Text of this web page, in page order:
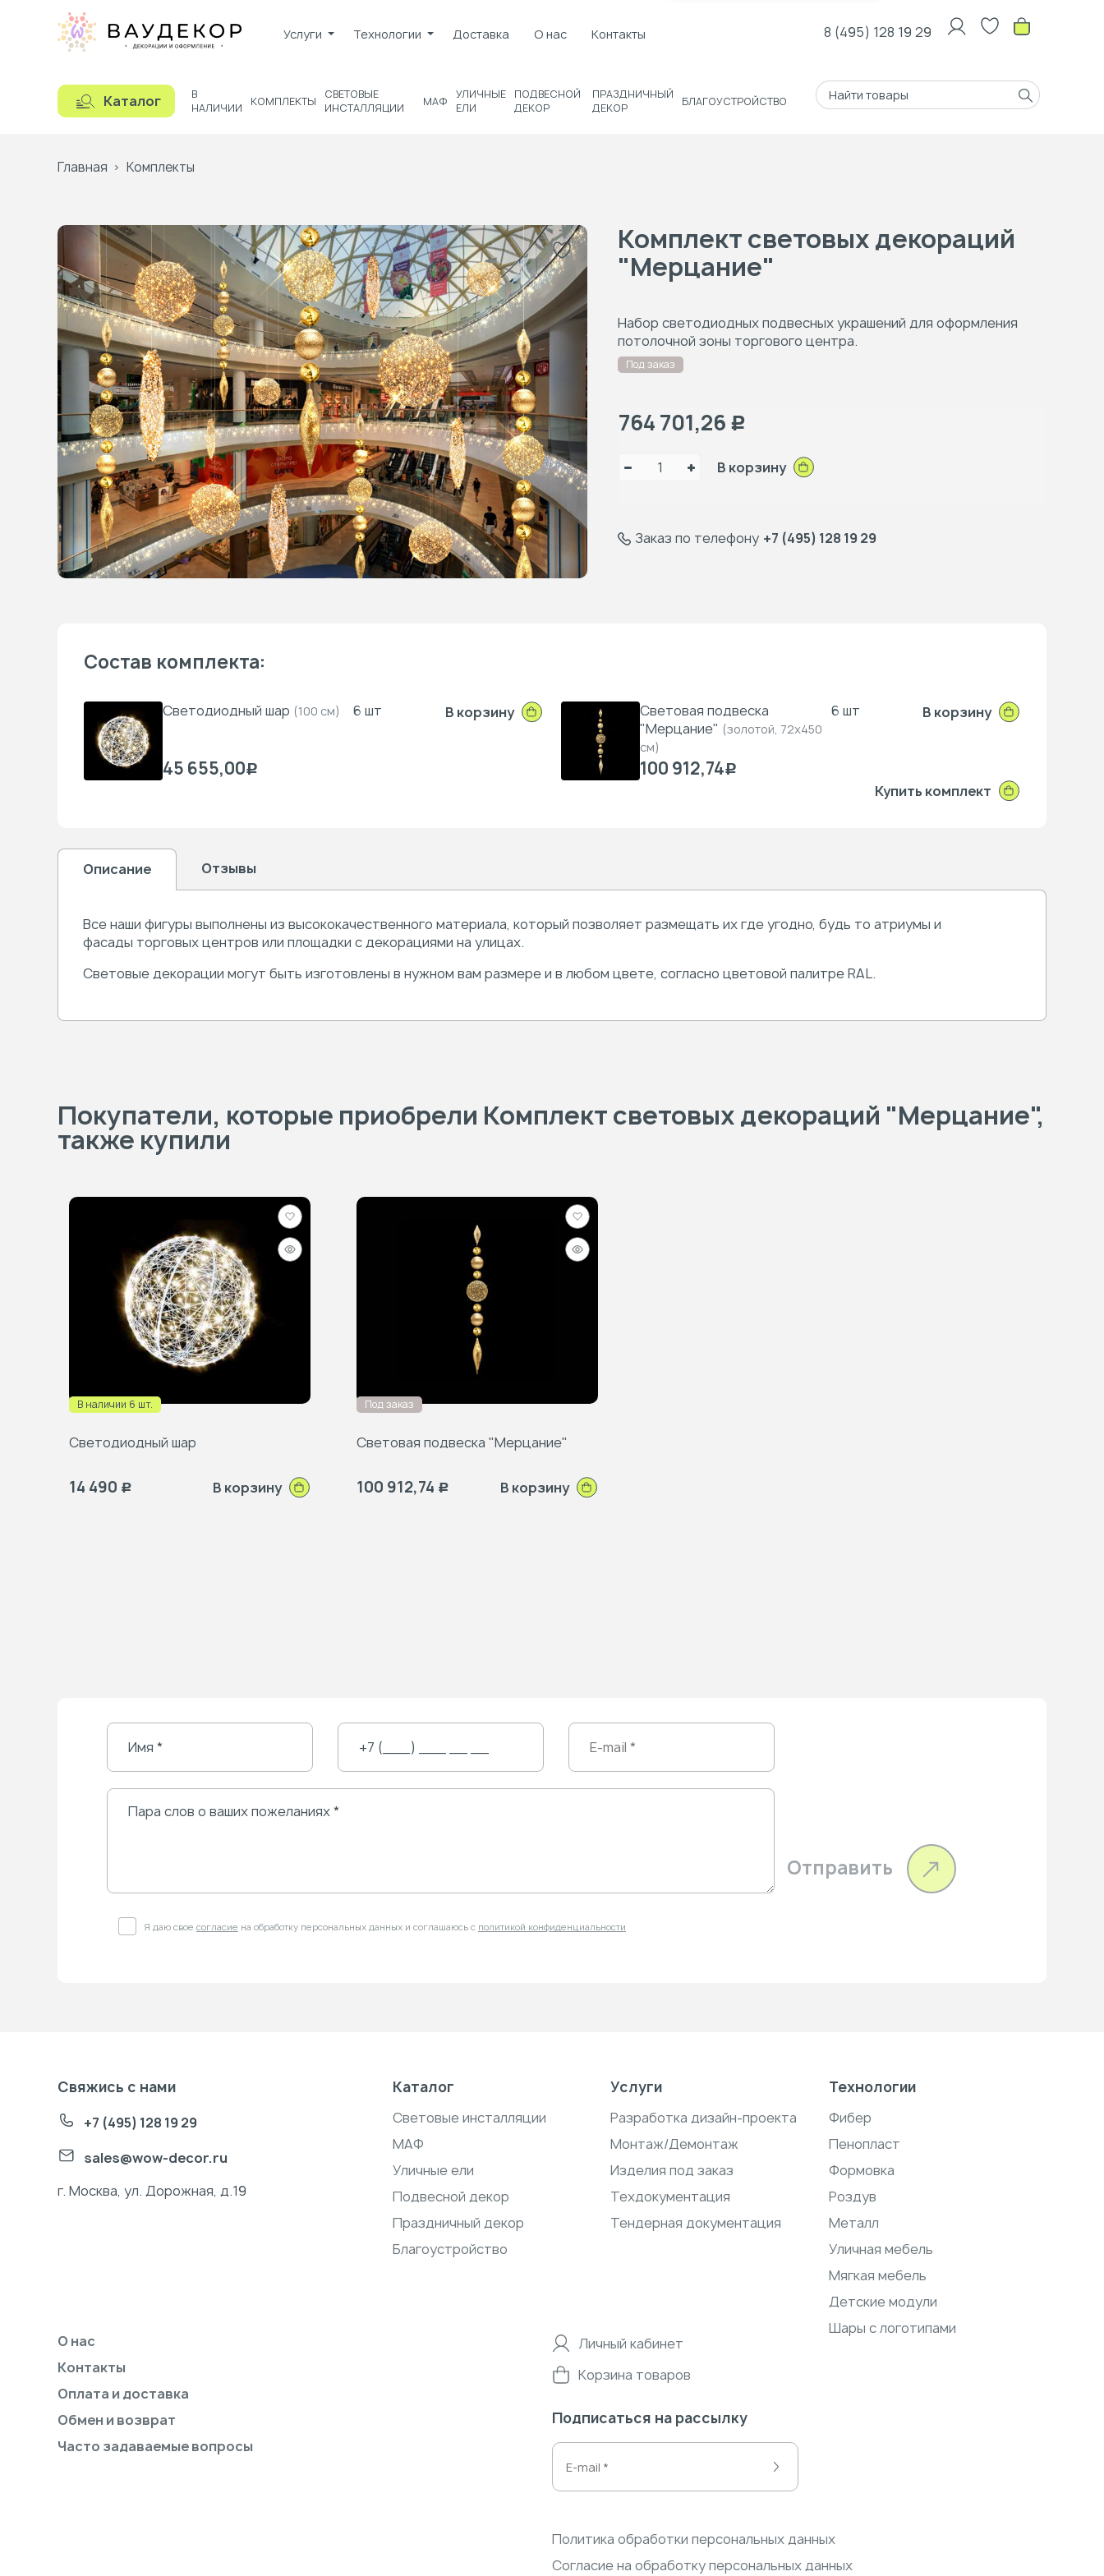
Услуги Технологии Доставка О нас Контакты 8 (495) 128 19 29
Каталог
В
НАЛИЧИИ
КОМПЛЕКТЫ
СВЕТОВЫЕ
ИНСТАЛЛЯЦИИ
МАФ
УЛИЧНЫЕ
ЕЛИ
ПОДВЕСНОЙ
ДЕКОР
ПРАЗДНИЧНЫЙ
ДЕКОР
БЛАГОУСТРОЙСТВО
Главная Комплекты
Комплект световых декораций
"Мерцание"
Набор светодиодных подвесных украшений для оформления
потолочной зоны торгового центра.
Под заказ
764 701,26 Р
В корзину
Заказ по телефону +7 (495) 128 19 29
Состав комплекта:
Светодиодный шар (100 см) 6 шт В корзину
45 655,00Р
Световая подвеска
"Мерцание" (золотой, 72x450
см)
6 шт В корзину
100 912,74Р
Купить комплект
Описание Отзывы
Все наши фигуры выполнены из высококачественного материала, который позволяет размещать их где угодно, будь то атриумы и
фасады торговых центров или площадки с декорациями на улицах.
Световые декорации могут быть изготовлены в нужном вам размере и в любом цвете, согласно цветовой палитре RAL.
Покупатели, которые приобрели Комплект световых декораций "Мерцание",
также купили
Добавить
в
избранное
Быстрый
просмотр
В наличии 6 шт.
Светодиодный шар
14 490 Р В корзину
Добавить
в
избранное
Быстрый
просмотр
Под заказ
Световая подвеска "Мерцание"
100 912,74 Р В корзину
Отправить
Я даю свое согласие на обработку персональных данных и соглашаюсь с политикой конфиденциальности
Свяжись с нами
+7 (495) 128 19 29
sales@wow-decor.ru
г. Москва, ул. Дорожная, д.19
Каталог
Световые инсталляции
МАФ
Уличные ели
Подвесной декор
Праздничный декор
Благоустройство
Услуги
Разработка дизайн-проекта
Монтаж/Демонтаж
Изделия под заказ
Техдокументация
Тендерная документация
Технологии
Фибер
Пенопласт
Формовка
Роздув
Металл
Уличная мебель
Мягкая мебель
Детские модули
Шары с логотипами
О нас
Контакты
Оплата и доставка
Обмен и возврат
Часто задаваемые вопросы
Личный кабинет
Корзина товаров
Подписаться на рассылку
Политика обработки персональных данных
Согласие на обработку персональных данных